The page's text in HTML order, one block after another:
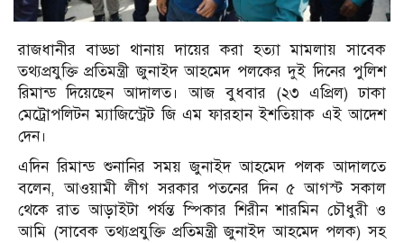
রাজধানীর বাড্ডা থানায় দায়ের করা হত্যা মামলায় সাবেক
তথ্যপ্রযুক্তি প্রতিমন্ত্রী জুনাইদ আহমেদ পলকের দুই দিনের পুলিশ
রিমান্ড দিয়েছেন আদালত। আজ বুধবার (২৩ এপ্রিল) ঢাকা
মেট্রোপলিটন ম্যাজিস্ট্রেট জি এম ফারহান ইশতিয়াক এই আদেশ
দেন।
এদিন রিমান্ড শুনানির সময় জুনাইদ আহমেদ পলক আদালতে
বলেন, আওয়ামী লীগ সরকার পতনের দিন ৫ আগস্ট সকাল
থেকে রাত আড়াইটা পর্যন্ত স্পিকার শিরীন শারমিন চৌধুরী ও
আমি (সাবেক তথ্যপ্রযুক্তি প্রতিমন্ত্রী জুনাইদ আহমেদ পলক) সহ